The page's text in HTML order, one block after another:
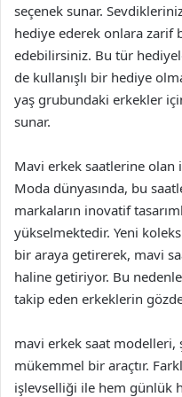
seçenek sunar.
hediye ederek onlara zarif
edebilirsiniz. Bu tür
de kullanışlı bir hediye
yaş grubundaki erkekler
sunar.
Mavi erkek saatlerine olan
Moda dünyasında, bu
markaların inovatif
yükselmektedir. Yeni
bir araya getirerek, mavi
haline getiriyor. Bu
takip eden erkeklerin
mavi erkek saat modelleri,
mükemmel bir araçtır.
işlevselliği ile hem günlük